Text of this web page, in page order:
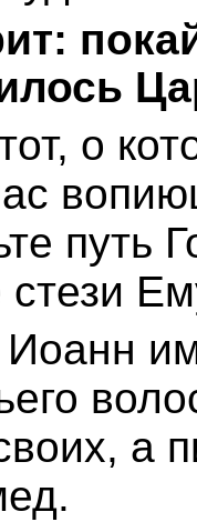
о
путь
стези
а